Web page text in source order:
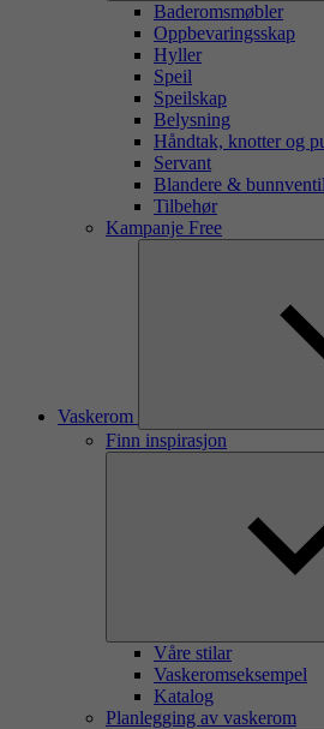
Baderomsmøbler
Oppbevaringsskap
Hyller
Speil
Speilskap
Belysning
Håndtak, knotter og
Servant
Blandere &
Tilbehør
Kampanje Free
Vaskerom
Finn inspirasjon
Våre stilar
Vaskeromseksempel
Katalog
Planlegging av vaskerom